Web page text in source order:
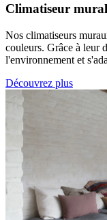
Climatiseur mural
Nos climatiseurs
couleurs. Grâce à leur
l'environnement et
Découvrez plus